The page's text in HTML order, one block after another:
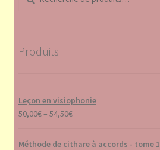
pour :
Produits
Leçon en visiophonie
50,00€– 54,50€
Méthode de cithare à accords - tome 1